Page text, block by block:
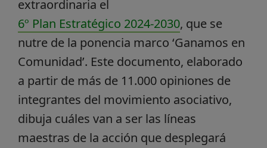
extraordinaria el
6º Plan Estratégico 2024-2030, que se
nutre de la ponencia marco ‘Ganamos en
Comunidad’. Este documento, elaborado
a partir de más de 11.000 opiniones de
integrantes del movimiento asociativo,
dibuja cuáles van a ser las líneas
maestras de la acción que desplegará